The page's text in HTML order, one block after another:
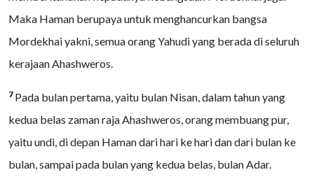
Maka Haman berupaya untuk menghancurkan bangsa
Mordekhai yakni, semua orang Yahudi yang berada di seluruh
kerajaan Ahashweros.
7 Pada bulan pertama, yaitu bulan Nisan, dalam tahun yang
kedua belas zaman raja Ahashweros, orang membuang pur,
yaitu undi, di depan Haman dari hari ke hari dan dari bulan ke
bulan, sampai pada bulan yang kedua belas, bulan Adar.